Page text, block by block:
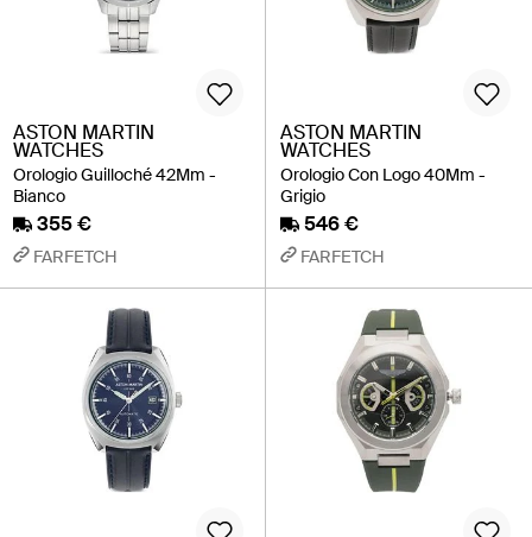
ASTON MARTIN
WATCHES
Orologio Guilloché 42Mm -
Bianco
355 €
FARFETCH
ASTON MARTIN
WATCHES
Orologio Con Logo 40Mm -
Grigio
546 €
FARFETCH